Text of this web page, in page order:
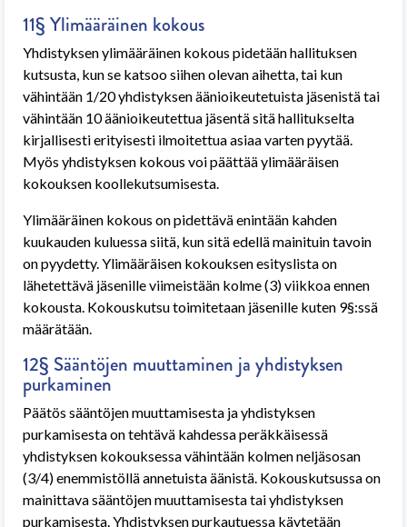
11§ Ylimääräinen kokous
Yhdistyksen ylimääräinen kokous pidetään hallituksen
kutsusta, kun se katsoo siihen olevan aihetta, tai kun
vähintään 1/20 yhdistyksen äänioikeutetuista jäsenistä tai
vähintään 10 äänioikeutettua jäsentä sitä hallitukselta
kirjallisesti erityisesti ilmoitettua asiaa varten pyytää.
Myös yhdistyksen kokous voi päättää ylimääräisen
kokouksen koollekutsumisesta.
Ylimääräinen kokous on pidettävä enintään kahden
kuukauden kuluessa siitä, kun sitä edellä mainituin tavoin
on pyydetty. Ylimääräisen kokouksen esityslista on
lähetettävä jäsenille viimeistään kolme (3) viikkoa ennen
kokousta. Kokouskutsu toimitetaan jäsenille kuten 9§:ssä
määrätään.
12§ Sääntöjen muuttaminen ja yhdistyksen
purkaminen
Päätös sääntöjen muuttamisesta ja yhdistyksen
purkamisesta on tehtävä kahdessa peräkkäisessä
yhdistyksen kokouksessa vähintään kolmen neljäsosan
(3/4) enemmistöllä annetuista äänistä. Kokouskutsussa on
mainittava sääntöjen muuttamisesta tai yhdistyksen
purkamisesta. Yhdistyksen purkautuessa käytetään